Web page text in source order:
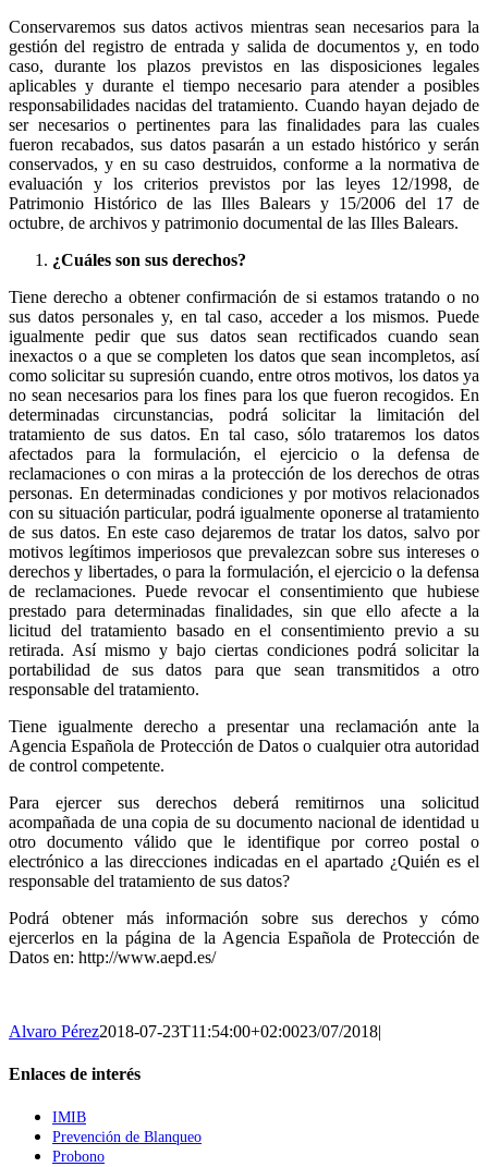
Conservaremos sus datos activos mientras sean necesarios para la
gestión del registro de entrada y salida de documentos y, en todo
caso, durante los plazos previstos en las disposiciones legales
aplicables y durante el tiempo necesario para atender a posibles
responsabilidades nacidas del tratamiento. Cuando hayan dejado de
ser necesarios o pertinentes para las finalidades para las cuales
fueron recabados, sus datos pasarán a un estado histórico y serán
conservados, y en su caso destruidos, conforme a la normativa de
evaluación y los criterios previstos por las leyes 12/1998, de
Patrimonio Histórico de las Illes Balears y 15/2006 del 17 de
octubre, de archivos y patrimonio documental de las Illes Balears.
¿Cuáles son sus derechos?
Tiene derecho a obtener confirmación de si estamos tratando o no
sus datos personales y, en tal caso, acceder a los mismos. Puede
igualmente pedir que sus datos sean rectificados cuando sean
inexactos o a que se completen los datos que sean incompletos, así
como solicitar su supresión cuando, entre otros motivos, los datos ya
no sean necesarios para los fines para los que fueron recogidos. En
determinadas circunstancias, podrá solicitar la limitación del
tratamiento de sus datos. En tal caso, sólo trataremos los datos
afectados para la formulación, el ejercicio o la defensa de
reclamaciones o con miras a la protección de los derechos de otras
personas. En determinadas condiciones y por motivos relacionados
con su situación particular, podrá igualmente oponerse al tratamiento
de sus datos. En este caso dejaremos de tratar los datos, salvo por
motivos legítimos imperiosos que prevalezcan sobre sus intereses o
derechos y libertades, o para la formulación, el ejercicio o la defensa
de reclamaciones. Puede revocar el consentimiento que hubiese
prestado para determinadas finalidades, sin que ello afecte a la
licitud del tratamiento basado en el consentimiento previo a su
retirada. Así mismo y bajo ciertas condiciones podrá solicitar la
portabilidad de sus datos para que sean transmitidos a otro
responsable del tratamiento.
Tiene igualmente derecho a presentar una reclamación ante la
Agencia Española de Protección de Datos o cualquier otra autoridad
de control competente.
Para ejercer sus derechos deberá remitirnos una solicitud
acompañada de una copia de su documento nacional de identidad u
otro documento válido que le identifique por correo postal o
electrónico a las direcciones indicadas en el apartado ¿Quién es el
responsable del tratamiento de sus datos?
Podrá obtener más información sobre sus derechos y cómo
ejercerlos en la página de la Agencia Española de Protección de
Datos en: http://www.aepd.es/
Alvaro Pérez2018-07-23T11:54:00+02:0023/07/2018|
Enlaces de interés
IMIB
Prevención de Blanqueo
Probono